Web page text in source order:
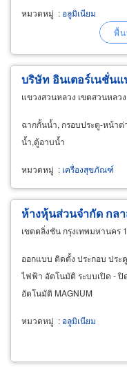
หลายเกรดให้เลือกตามงบปร
รับผิดชอบทุกผลงานการ
หมวดหมู่ : อลูมิเนียม
บริษัท อินเตอร์เนชั่นแ
แขวงสวนหลวง เขตสวนหลว
ฉากกั้นน้ำ, กรอบประตู-หน้าต่
น้ำ,ตู้อาบน้ำ
หมวดหมู่ : เครื่องสุขภัณฑ์
ห้างหุ้นส่วนจำกัด กล
เขตตลิ่งชัน กรุงเทพมหานคร
ออกแบบ ติดตั้ง ประกอบ ประ
ไฟฟ้า อัตโนมัติ ระบบเปิด -
อัตโนมัติ MAGNUM
หมวดหมู่ : อลูมิเนียม